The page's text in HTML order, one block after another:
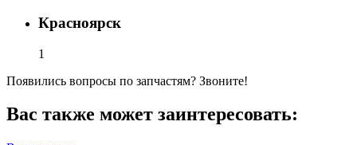
Красноярск
1
Появились вопросы по запчастям? Звоните!
Вас также может заинтересовать: